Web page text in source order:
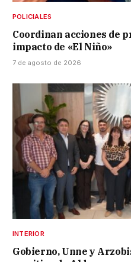
POLICIALES
Coordinan acciones de
impacto de «El Niño»
7 de agosto de 2026
INTERIOR
Gobierno, Unne y